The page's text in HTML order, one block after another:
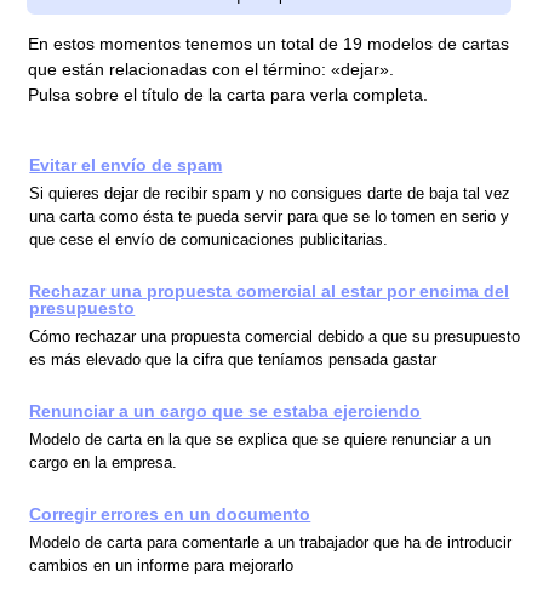
En estos momentos tenemos un total de 19 modelos de cartas
que están relacionadas con el término: «dejar».
Pulsa sobre el título de la carta para verla completa.
Evitar el envío de spam
Si quieres dejar de recibir spam y no consigues darte de baja tal vez
una carta como ésta te pueda servir para que se lo tomen en serio y
que cese el envío de comunicaciones publicitarias.
Rechazar una propuesta comercial al estar por encima del
presupuesto
Cómo rechazar una propuesta comercial debido a que su presupuesto
es más elevado que la cifra que teníamos pensada gastar
Renunciar a un cargo que se estaba ejerciendo
Modelo de carta en la que se explica que se quiere renunciar a un
cargo en la empresa.
Corregir errores en un documento
Modelo de carta para comentarle a un trabajador que ha de introducir
cambios en un informe para mejorarlo